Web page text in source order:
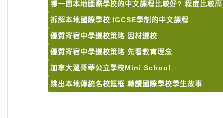
哪一間本地國際學校的中文課程比較好? 程度比較
拆解本地國際學校 IGCSE學制的中文課程
優質寄宿中學選校策略 因材選校
優質寄宿中學選校策略 先看教育理念
加拿大溫哥華公立學校Mini School
跳出本地傳統名校框框 轉讀國際學校學生故事